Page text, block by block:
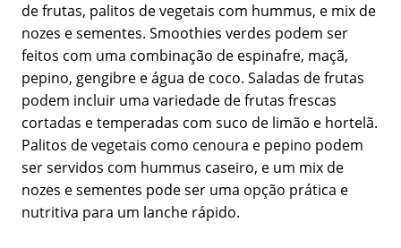
de frutas, palitos de vegetais com hummus, e mix de
nozes e sementes. Smoothies verdes podem ser
feitos com uma combinação de espinafre, maçã,
pepino, gengibre e água de coco. Saladas de frutas
podem incluir uma variedade de frutas frescas
cortadas e temperadas com suco de limão e hortelã.
Palitos de vegetais como cenoura e pepino podem
ser servidos com hummus caseiro, e um mix de
nozes e sementes pode ser uma opção prática e
nutritiva para um lanche rápido.